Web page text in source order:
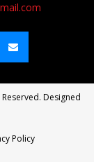
Designed
Policy